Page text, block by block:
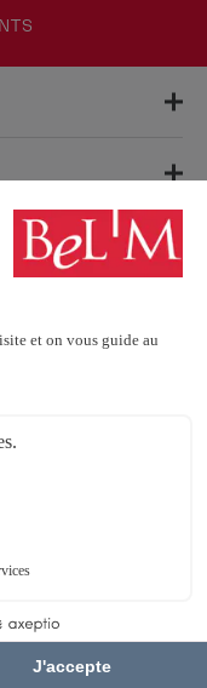
SONT À VOTRE
SOCIAUX !